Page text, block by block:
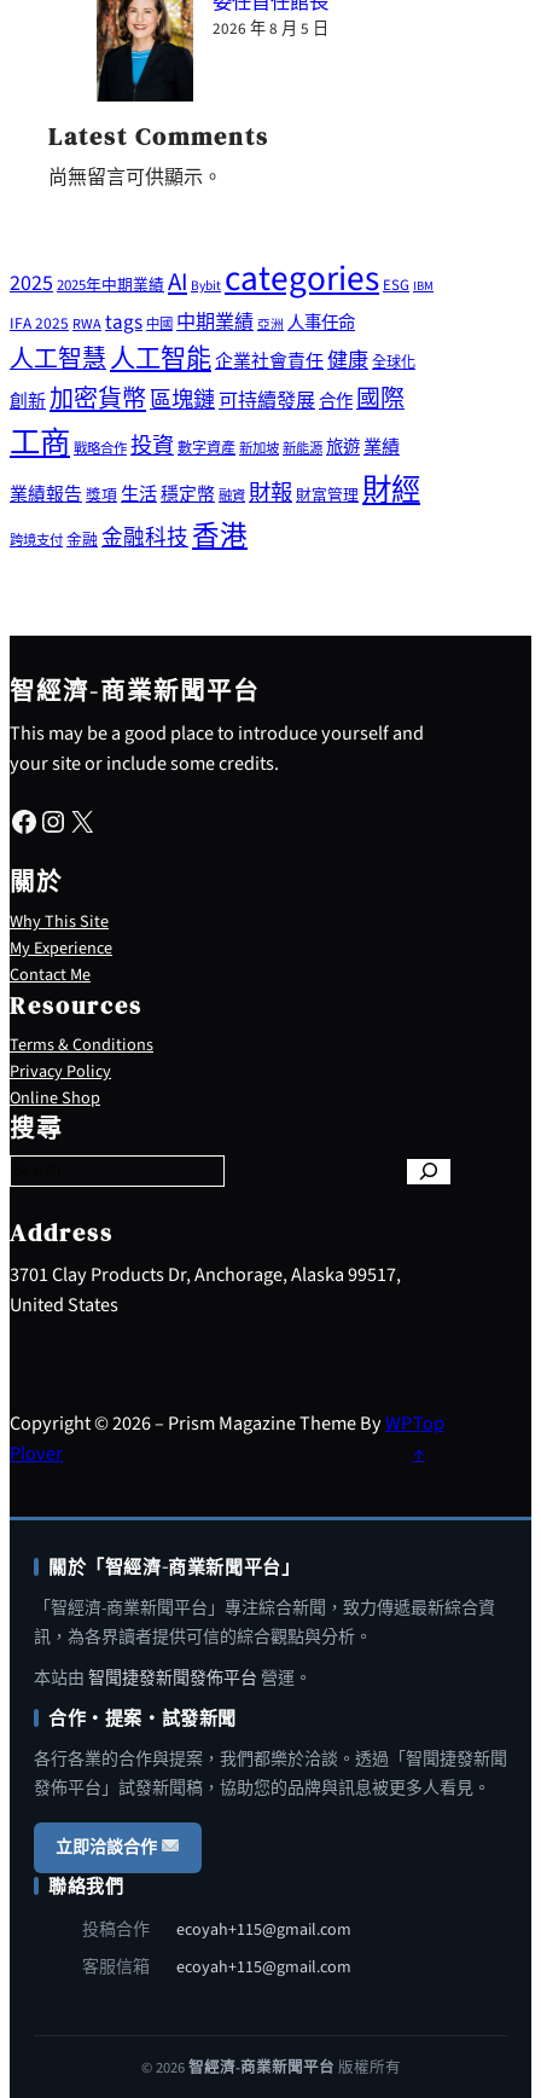
2026 年 8 月 5 日
Latest Comments
尚無留言可供顯示。
20252025年中期業績AI Bybitcategories ESG IBM
IFA 2025 RWAtags 中國 中期業績 亞洲 人事任命
人工智慧人工智能企業社會責任健康全球化
創新加密貨幣區塊鏈可持續發展合作國際
工商戰略合作投資數字資產新加坡新能源旅遊業績
業績報告獎項生活穩定幣融資財報 財富管理財經
跨境支付金融 金融科技香港
智經濟-商業新聞平台
This may be a good place to introduce yourself and
your site or include some credits.
Facebook Instagram X
關於
Why This Site
My Experience
Contact Me
Resources
Terms & Conditions
Privacy Policy
Online Shop
搜尋
S
e
a
c
h
Address
3701 Clay Products Dr, Anchorage, Alaska 99517,
United States
Copyright © 2026 – Prism Magazine Theme ByWP
Plover
Top
↑
關於「智經濟-商業新聞平台」
「智經濟-商業新聞平台」專注綜合新聞，致力傳遞最新綜合資
訊，為各界讀者提供可信的綜合觀點與分析。
本站由 智聞捷發新聞發佈平台 營運。
合作・提案・試發新聞
各行各業的合作與提案，我們都樂於洽談。透過「智聞捷發新聞
發佈平台」試發新聞稿，協助您的品牌與訊息被更多人看見。
立即洽談合作
聯絡我們
投稿合作
ecoyah+115@gmail.com
客服信箱
ecoyah+115@gmail.com
© 2026智經濟-商業新聞平台 版權所有